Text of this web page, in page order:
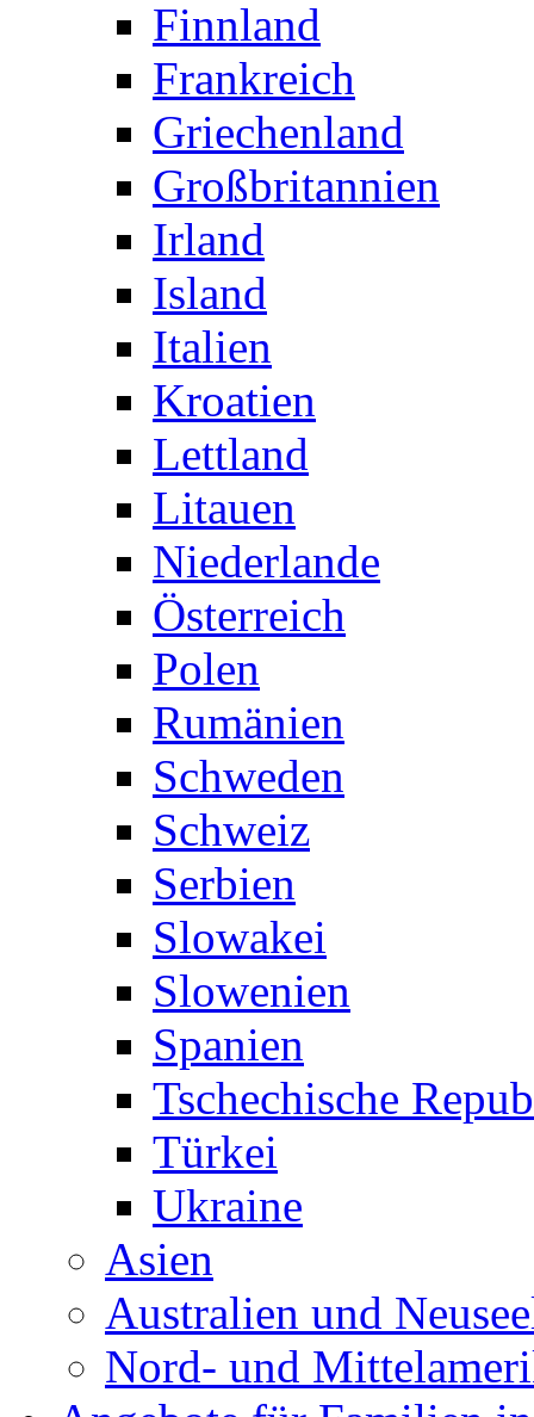
Finnland
Frankreich
Griechenland
Großbritannien
Irland
Island
Italien
Kroatien
Lettland
Litauen
Niederlande
Österreich
Polen
Rumänien
Schweden
Schweiz
Serbien
Slowakei
Slowenien
Spanien
Tschechische
Türkei
Ukraine
Asien
Australien und
Nord- und